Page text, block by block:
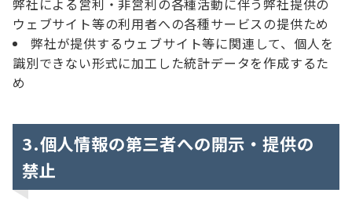
弊社による営利・非営利の各種活動に伴う弊社提供の
ウェブサイト等の利用者への各種サービスの提供ため
弊社が提供するウェブサイト等に関連して、個人を
識別できない形式に加工した統計データを作成するた
め
3.個人情報の第三者への開示・提供の
禁止